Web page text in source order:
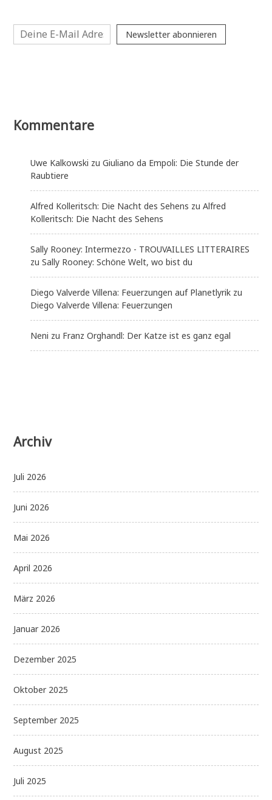
Newsletter abonnieren
Kommentare
Uwe Kalkowski zuGiuliano da Empoli: Die Stunde der
Raubtiere
Alfred Kolleritsch: Die Nacht des Sehens zuAlfred
Kolleritsch: Die Nacht des Sehens
Sally Rooney: Intermezzo - TROUVAILLES LITTERAIRES
zuSally Rooney: Schöne Welt, wo bist du
Diego Valverde Villena: Feuerzungen auf Planetlyrik zu
Diego Valverde Villena: Feuerzungen
Neni zu Franz Orghandl: Der Katze ist es ganz egal
Archiv
Juli 2026
Juni 2026
Mai 2026
April 2026
März 2026
Januar 2026
Dezember 2025
Oktober 2025
September 2025
August 2025
Juli 2025